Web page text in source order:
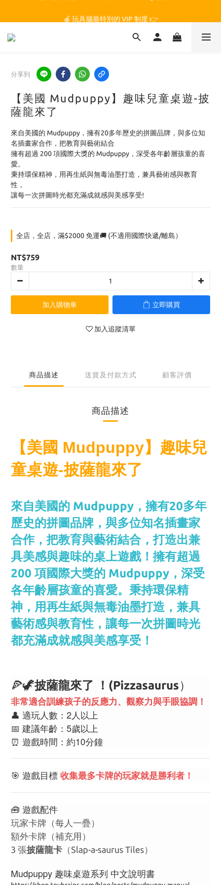
🏆 玩具腦是全台第一個獲得 STEM.org 教育平台
分享到
【美國 Mudpuppy】趣味兒童桌遊-披
薩龍來了
來自美國的 Mudpuppy，擁有20多年歷史的拼圖品牌，與多位知
名插畫家合作，把教育與藝術結合
擁有超過 200 項國際大獎的 Mudpuppy，深受各年齡層孩童的喜
愛。
秉持環保精神，用再生紙與無毒油墨打造，兼具藝術感與教育
性，
讓每一次拼圖時光都充滿成就感與美感享受!
全店，全店，滿$2000 免運🚚 (不適用國際快遞/離島）
NT$759
數量
加入購物車 立即購買
加入追蹤清單
商品描述 送貨及付款方式 顧客評價
商品描述
【美國 Mudpuppy】趣味兒
童桌遊-披薩龍來了
來自美國的 Mudpuppy，擁有20多年
歷史的拼圖品牌，與多位知名插畫家
合作，把教育與藝術結合，打造出兼
具美感與趣味的桌上遊戲！擁有超過
200 項國際大獎的 Mudpuppy，深受
各年齡層孩童的喜愛。秉持環保精
神，用再生紙與無毒油墨打造，兼具
藝術感與教育性，讓每一次拼圖時光
都充滿成就感與美感享受！
🍕🦖披薩龍來了 ！(Pizzasaurus）
非常適合訓練孩子的反應力、觀察力與手眼協調 ！
👤 適玩人數：2人以上
📅 建議年齡：5歲以上
⏰ 遊戲時間：約10分鐘
🎯 遊戲目標 收集最多卡牌的玩家就是勝利者！
🧰 遊戲配件
玩家卡牌（每人一疊）
額外卡牌（補充用）
3 張披薩龍卡 （Slap-a-saurus Tiles）
Mudpuppy 趣味桌遊系列 中文說明書